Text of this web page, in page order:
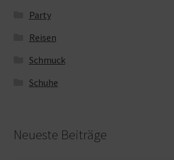
Party
Reisen
Schmuck
Schuhe
Neueste Beiträge